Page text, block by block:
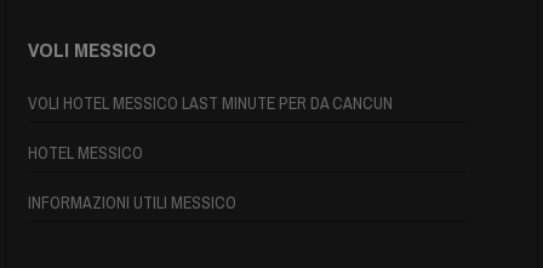
VOLI MESSICO
VOLI HOTEL MESSICO LAST MINUTE PER DA CANCUN
HOTEL MESSICO
INFORMAZIONI UTILI MESSICO